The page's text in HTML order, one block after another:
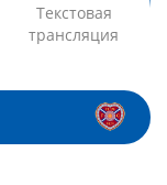
Текстовая
трансляция